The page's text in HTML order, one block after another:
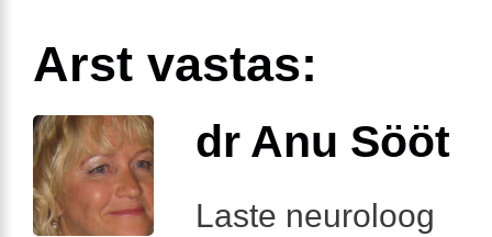
Arst vastas:
dr Anu Sööt
Laste neuroloog